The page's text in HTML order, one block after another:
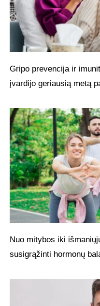
Gripo prevencija ir
įvardijo geriausią metą
Nuo mitybos iki
susigrąžinti hormonų